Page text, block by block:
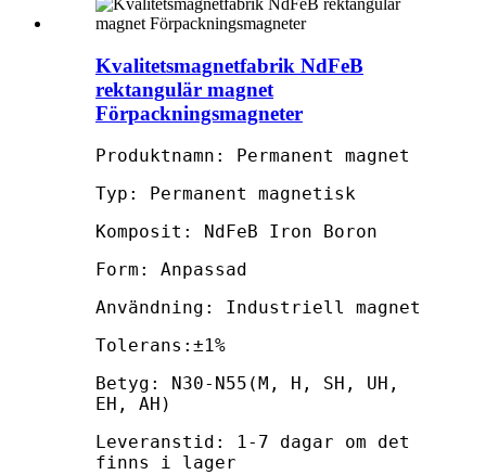
Kvalitetsmagnetfabrik NdFeB
rektangulär magnet
Förpackningsmagneter
Produktnamn: Permanent magnet
Typ: Permanent magnetisk
Komposit: NdFeB Iron Boron
Form: Anpassad
Användning: Industriell magnet
Tolerans:±1%
Betyg: N30-N55(M, H, SH, UH,
EH, AH)
Leveranstid: 1-7 dagar om det
finns i lager